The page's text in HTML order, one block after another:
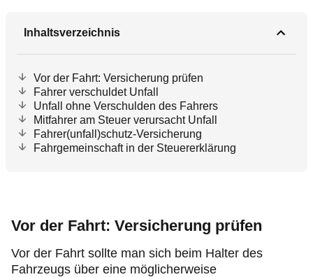
Inhaltsverzeichnis
Vor der Fahrt: Versicherung prüfen
Fahrer verschuldet Unfall
Unfall ohne Verschulden des Fahrers
Mitfahrer am Steuer verursacht Unfall
Fahrer(unfall)schutz-Versicherung
Fahrgemeinschaft in der Steuererklärung
Vor der Fahrt: Versicherung prüfen
Vor der Fahrt sollte man sich beim Halter des
Fahrzeugs über eine möglicherweise